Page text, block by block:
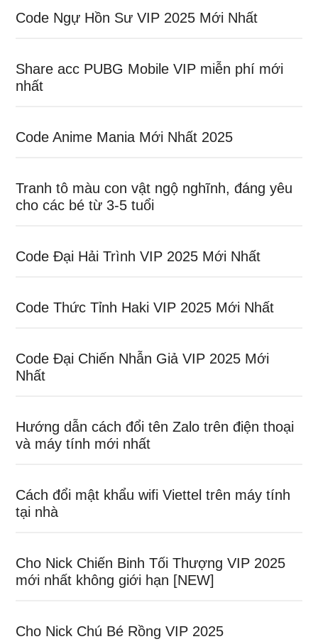
Code Ngự Hồn Sư VIP 2025 Mới Nhất
Share acc PUBG Mobile VIP miễn phí mới
nhất
Code Anime Mania Mới Nhất 2025
Tranh tô màu con vật ngộ nghĩnh, đáng yêu
cho các bé từ 3-5 tuổi
Code Đại Hải Trình VIP 2025 Mới Nhất
Code Thức Tỉnh Haki VIP 2025 Mới Nhất
Code Đại Chiến Nhẫn Giả VIP 2025 Mới
Nhất
Hướng dẫn cách đổi tên Zalo trên điện thoại
và máy tính mới nhất
Cách đổi mật khẩu wifi Viettel trên máy tính
tại nhà
Cho Nick Chiến Binh Tối Thượng VIP 2025
mới nhất không giới hạn [NEW]
Cho Nick Chú Bé Rồng VIP 2025